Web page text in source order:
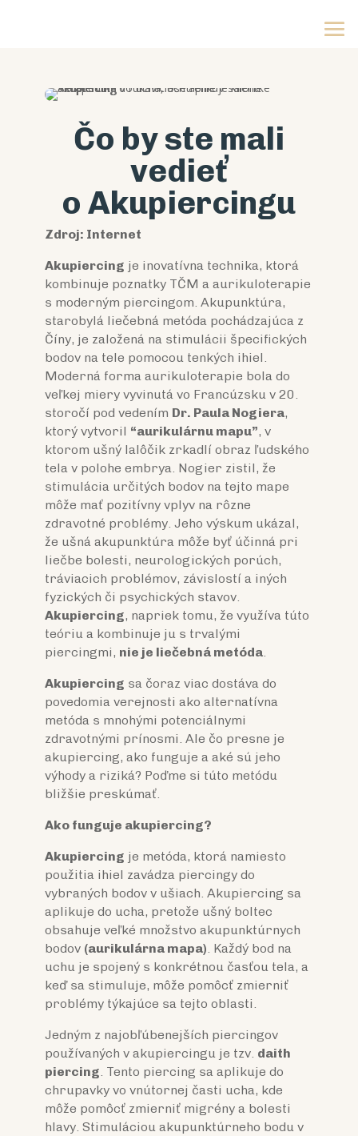
Čo by ste mali
vedieť
o Akupiercingu
Zdroj: Internet
Akupiercing je inovatívna technika, ktorá
kombinuje poznatky TČM a aurikuloterapie
s moderným piercingom. Akupunktúra,
starobylá liečebná metóda pochádzajúca z
Číny, je založená na stimulácii špecifických
bodov na tele pomocou tenkých ihiel.
Moderná forma aurikuloterapie bola do
veľkej miery vyvinutá vo Francúzsku v 20.
storočí pod vedením Dr. Paula Nogiera,
ktorý vytvoril “aurikulárnu mapu”, v
ktorom ušný lalôčik zrkadlí obraz ľudského
tela v polohe embrya. Nogier zistil, že
stimulácia určitých bodov na tejto mape
môže mať pozitívny vplyv na rôzne
zdravotné problémy. Jeho výskum ukázal,
že ušná akupunktúra môže byť účinná pri
liečbe bolesti, neurologických porúch,
tráviacich problémov, závislostí a iných
fyzických či psychických stavov.
Akupiercing, napriek tomu, že využíva túto
teóriu a kombinuje ju s trvalými
piercingmi, nie je liečebná metóda.
Akupiercing sa čoraz viac dostáva do
povedomia verejnosti ako alternatívna
metóda s mnohými potenciálnymi
zdravotnými prínosmi. Ale čo presne je
akupiercing, ako funguje a aké sú jeho
výhody a riziká? Poďme si túto metódu
bližšie preskúmať.
Ako funguje akupiercing?
Akupiercing je metóda, ktorá namiesto
použitia ihiel zavádza piercingy do
vybraných bodov v ušiach. Akupiercing sa
aplikuje do ucha, pretože ušný boltec
obsahuje veľké množstvo akupunktúrnych
bodov (aurikulárna mapa). Každý bod na
uchu je spojený s konkrétnou časťou tela, a
keď sa stimuluje, môže pomôcť zmierniť
problémy týkajúce sa tejto oblasti.
Jedným z najobľúbenejších piercingov
používaných v akupiercingu je tzv. daith
piercing. Tento piercing sa aplikuje do
chrupavky vo vnútornej časti ucha, kde
môže pomôcť zmierniť migrény a bolesti
hlavy. Stimuláciou akupunktúrneho bodu v